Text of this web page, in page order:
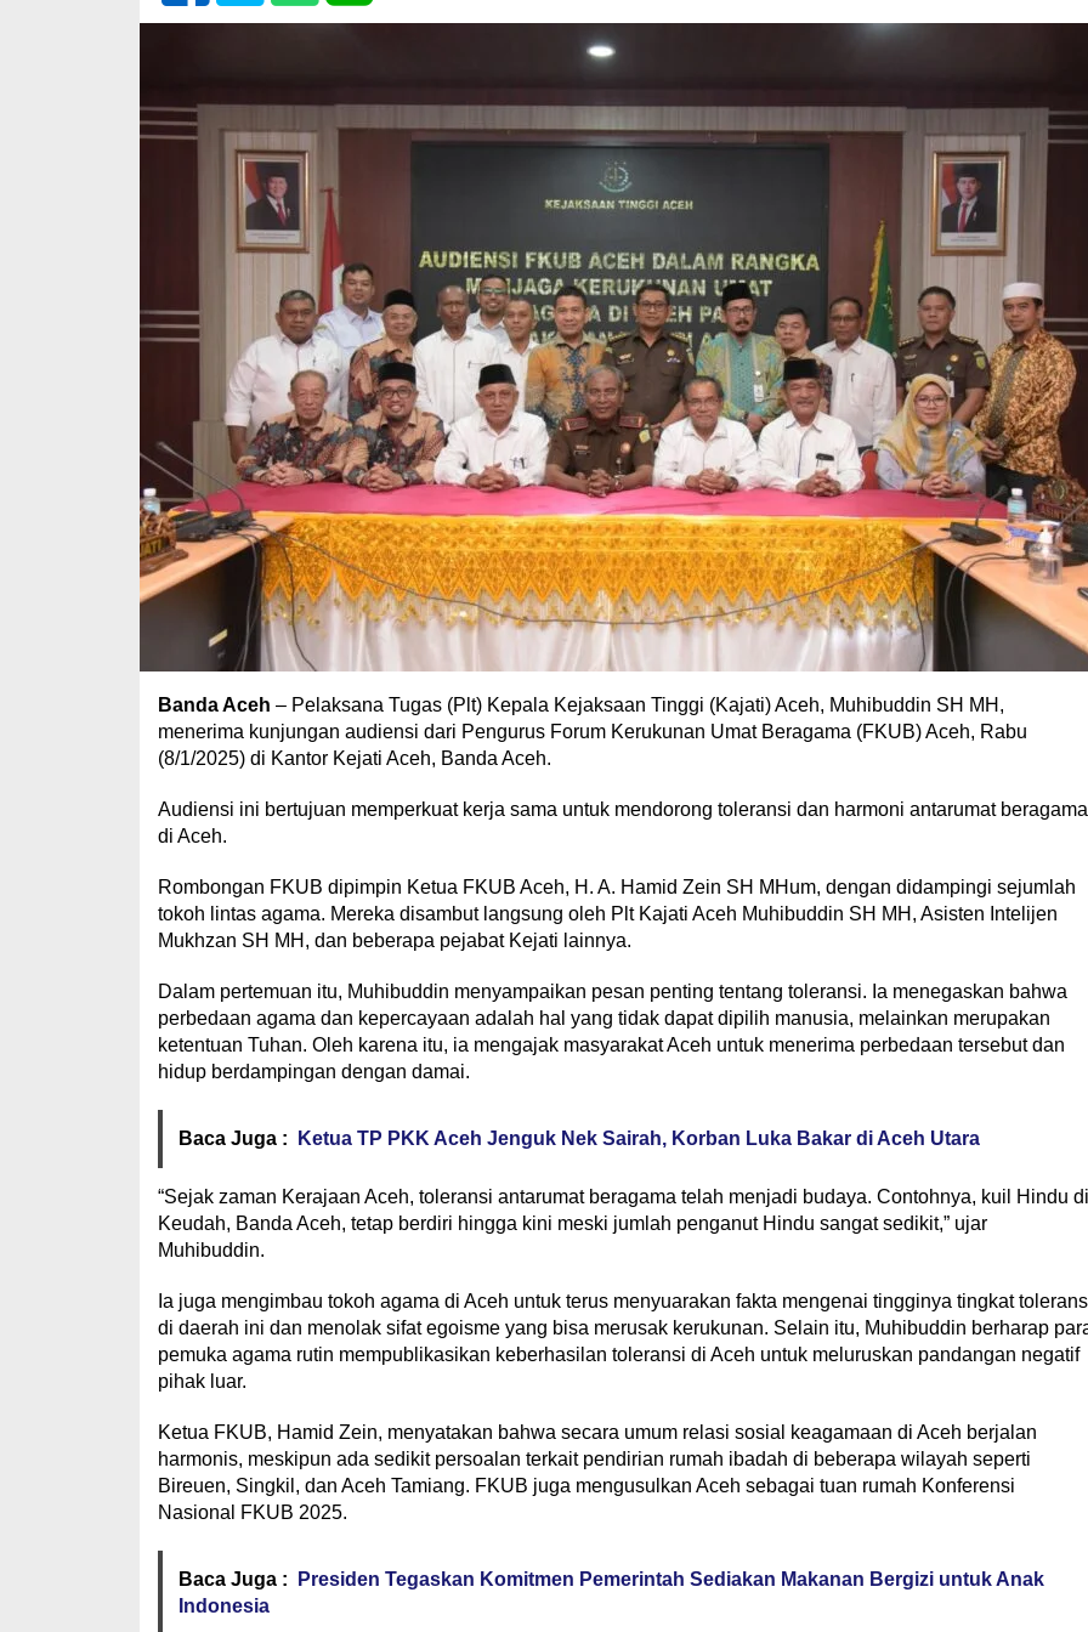
Banda Aceh – Pelaksana Tugas (Plt) Kepala Kejaksaan Tinggi (Kajati) Aceh, Muhibuddin SH MH,
menerima kunjungan audiensi dari Pengurus Forum Kerukunan Umat Beragama (FKUB) Aceh, Rabu
(8/1/2025) di Kantor Kejati Aceh, Banda Aceh.
Audiensi ini bertujuan memperkuat kerja sama untuk mendorong toleransi dan harmoni antarumat beragama
di Aceh.
Rombongan FKUB dipimpin Ketua FKUB Aceh, H. A. Hamid Zein SH MHum, dengan didampingi sejumlah
tokoh lintas agama. Mereka disambut langsung oleh Plt Kajati Aceh Muhibuddin SH MH, Asisten Intelijen
Mukhzan SH MH, dan beberapa pejabat Kejati lainnya.
Dalam pertemuan itu, Muhibuddin menyampaikan pesan penting tentang toleransi. Ia menegaskan bahwa
perbedaan agama dan kepercayaan adalah hal yang tidak dapat dipilih manusia, melainkan merupakan
ketentuan Tuhan. Oleh karena itu, ia mengajak masyarakat Aceh untuk menerima perbedaan tersebut dan
hidup berdampingan dengan damai.
Baca Juga : Ketua TP PKK Aceh Jenguk Nek Sairah, Korban Luka Bakar di Aceh Utara
“Sejak zaman Kerajaan Aceh, toleransi antarumat beragama telah menjadi budaya. Contohnya, kuil Hindu di
Keudah, Banda Aceh, tetap berdiri hingga kini meski jumlah penganut Hindu sangat sedikit,” ujar
Muhibuddin.
Ia juga mengimbau tokoh agama di Aceh untuk terus menyuarakan fakta mengenai tingginya tingkat
di daerah ini dan menolak sifat egoisme yang bisa merusak kerukunan. Selain itu, Muhibuddin berharap
pemuka agama rutin mempublikasikan keberhasilan toleransi di Aceh untuk meluruskan pandangan negatif
pihak luar.
Ketua FKUB, Hamid Zein, menyatakan bahwa secara umum relasi sosial keagamaan di Aceh berjalan
harmonis, meskipun ada sedikit persoalan terkait pendirian rumah ibadah di beberapa wilayah seperti
Bireuen, Singkil, dan Aceh Tamiang. FKUB juga mengusulkan Aceh sebagai tuan rumah Konferensi
Nasional FKUB 2025.
Baca Juga :
Presiden Tegaskan Komitmen Pemerintah Sediakan Makanan Bergizi untuk Anak
Indonesia